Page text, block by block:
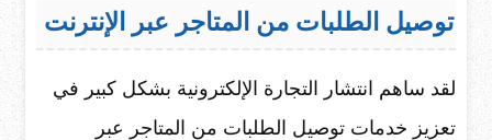
توصيل الطلبات من المتاجر عبر الإنترنت
لقد ساهم انتشار التجارة الإلكترونية بشكل كبير في
تعزيز خدمات توصيل الطلبات من المتاجر عبر